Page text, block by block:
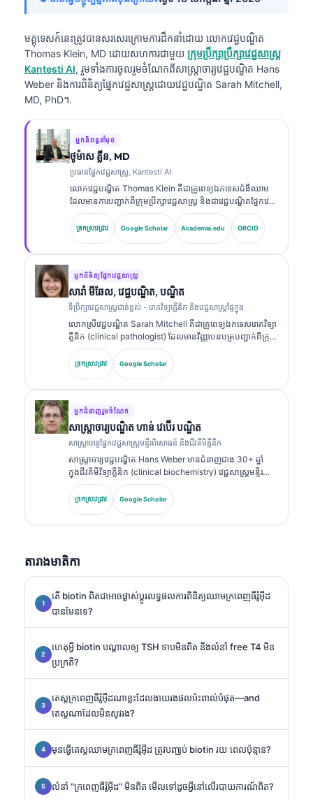
មគ្គុទេសក៍នេះត្រូវបានសរសេរក្រោមការដឹកនាំដោយ លោកវេជ្ជបណ្ឌិត
Thomas Klein, MD ដោយសហការជាមួយ ក្រុមប្រឹក្សាប្រឹក្សាវេជ្ជសាស្ត្រ
Kantesti AI, រួមទាំងការចូលរួមចំណែកពីសាស្ត្រាចារ្យវេជ្ជបណ្ឌិត Hans
Weber និងការពិនិត្យផ្នែកវេជ្ជសាស្ត្រដោយវេជ្ជបណ្ឌិត Sarah Mitchell,
MD, PhD។.
អ្នកនិពន្ធនាំមុខ
ថូម៉ាស គ្លីន, MD
ប្រធានផ្នែកវេជ្ជសាស្ត្រ, Kantesti AI
លោកវេជ្ជបណ្ឌិត Thomas Klein គឺជាគ្រូពេទ្យឯកទេសជំងឺឈាម
ដែលមានការបញ្ជាក់ពីក្រុមប្រឹក្សាវេជ្ជសាស្ត្រ និងជាវេជ្ជបណ្ឌិតផ្នែកវេជ្ជ
សាស្ត្រផ្ទៃក្នុង ដែលមានបទពិសោធន៍ជាង 15 ឆ្នាំក្នុងវិស័យវេជ្ជ
សាស្ត្រមន្ទីរពិសោធន៍ និងការវិភាគផ្នែកព្យាបាលដែលជួយដោយ AI។
ក្នុងតួនាទីជានាយកវេជ្ជសាស្ត្រនៅ Kantesti AI លោកផ្តល់ការត្រួត
បានបោះពុម្ពផ្សាយយ៉ាងទូលំទូលាយលើការបកស្រាយសញ្ញា
សម្គាល់ជីវសាស្ត្រ និងការធ្វើរោគវិនិច្ឆ័យក្នុងមន្ទីរពិសោធន៍លើប្រធានប
ទទាក់ទងនឹងវេជ្ជសាស្ត្រមន្ទីរពិសោធន៍។.
ច្រកស្រាវជ្រាវ Google Scholar Academia.edu ORCID
អ្នកពិនិត្យផ្នែកវេជ្ជសាស្ត្រ
សារ៉ា មីឆែល, វេជ្ជបណ្ឌិត, បណ្ឌិត
ទីប្រឹក្សាវេជ្ជសាស្ត្រជាន់ខ្ពស់ - រោគវិទ្យាគ្លីនិក និងវេជ្ជសាស្ត្រផ្ទៃក្នុង
លោកស្រីវេជ្ជបណ្ឌិត Sarah Mitchell គឺជាគ្រូពេទ្យឯកទេសរោគវិទ្យា
គ្លីនិក (clinical pathologist) ដែលមានវិញ្ញាបនបត្របញ្ជាក់ពីក្រុម
ប្រឹក្សាវេជ្ជសាស្ត្រ និងមានបទពិសោធន៍ជាង 18 ឆ្នាំក្នុងវិស័យវេជ្ជ
សាស្ត្រមន្ទីរពិសោធន៍ និងការវិភាគផ្នែករោគវិនិច្ឆ័យ។ លោកស្រីមាន
វិញ្ញាបនបត្រឯកទេសក្នុងគីមីវិទ្យាគ្លីនិក (clinical chemistry)
ច្រកស្រាវជ្រាវ Google Scholar
អ្នកជំនាញរួមចំណែក
សាស្ត្រាចារ្យ​បណ្ឌិត ហាន់ វេប៊ើរ បណ្ឌិត
សាស្ត្រាចារ្យផ្នែកវេជ្ជសាស្ត្រមន្ទីរពិសោធន៍ និងជីវគីមីគ្លីនិក
សាស្ត្រាចារ្យវេជ្ជបណ្ឌិត Hans Weber មានជំនាញជាង 30+ ឆ្នាំ
ក្នុងជីវគីមីវិទ្យាគ្លីនិក (clinical biochemistry) វេជ្ជសាស្ត្រមន្ទីរ
ពិសោធន៍ និងការស្រាវជ្រាវសញ្ញាសម្គាល់ជីវសាស្ត្រ (biomarker
research)។ អតីតប្រធានសមាគមគីមីវិទ្យាគ្លីនិកអាល្លឺម៉ង់
(German Society for Clinical Chemistry) លោកមានជំនាញ
ដោយ AI។.
ច្រកស្រាវជ្រាវ Google Scholar
តារាងមាតិកា
តើ biotin ពិតជាអាចផ្លាស់ប្តូរលទ្ធផលការពិនិត្យឈាមក្រពេញធីរ៉ូអ៊ីដ
បានមែនទេ?
ហេតុអ្វី biotin បណ្តាលឲ្យ TSH ទាបមិនពិត និងលំនាំ free T4 មិន
ប្រក្រតី?
តេស្តក្រពេញធីរ៉ូអ៊ីដណាខ្លះដែលងាយរងផលប៉ះពាល់បំផុត—and
តេស្តណាដែលមិនសូវរង?
មុនធ្វើតេស្តឈាមក្រពេញធីរ៉ូអ៊ីដ ត្រូវបញ្ឈប់ biotin រយៈពេលប៉ុន្មាន?
លំនាំ “ក្រពេញធីរ៉ូអ៊ីដ” មិនពិត មើលទៅដូចអ្វីនៅលើរបាយការណ៍ពិត?